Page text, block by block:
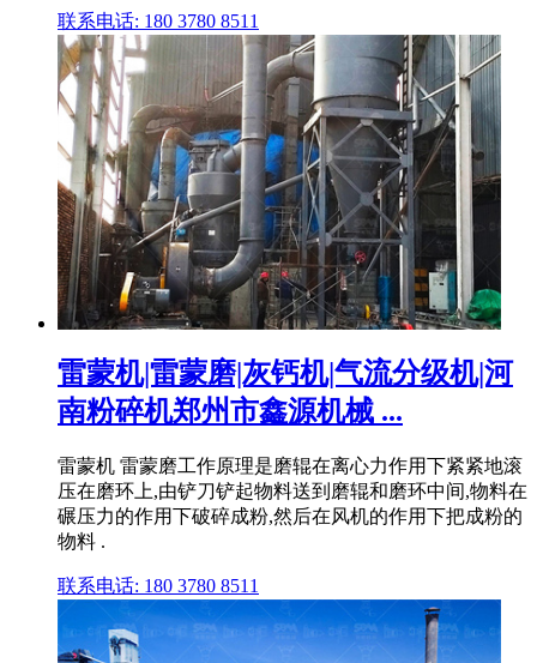
联系电话: 180 3780 8511
雷蒙机|雷蒙磨|灰钙机|气流分级机|河
南粉碎机郑州市鑫源机械 ...
雷蒙机 雷蒙磨工作原理是磨辊在离心力作用下紧紧地滚
压在磨环上,由铲刀铲起物料送到磨辊和磨环中间,物料在
碾压力的作用下破碎成粉,然后在风机的作用下把成粉的
物料 .
联系电话: 180 3780 8511